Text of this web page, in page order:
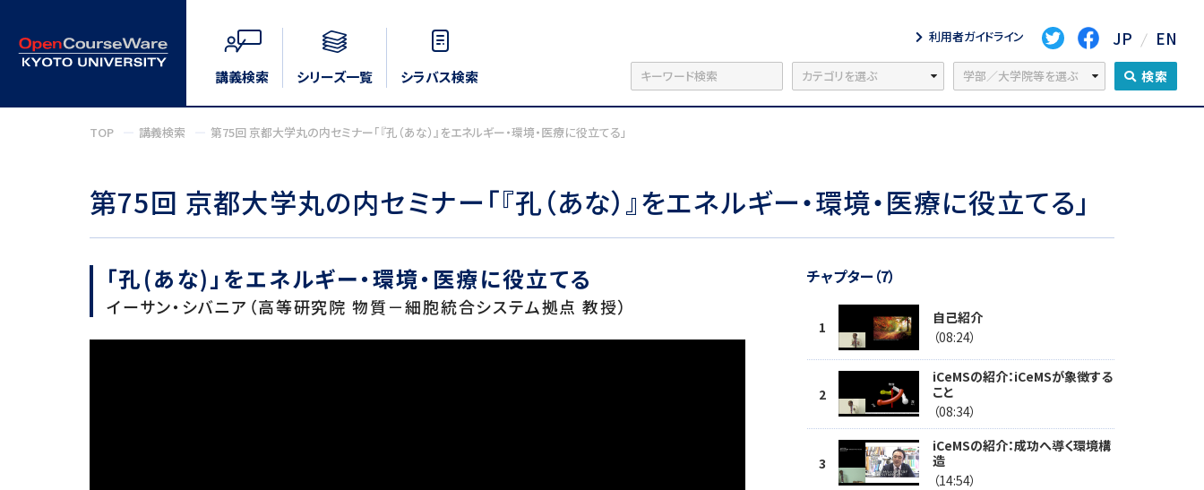
講義検索 シリーズ一覧 シラバス検索
利用者ガイドライン JP EN
検索
TOP 講義検索 第75回 京都大学丸の内セミナー「『孔（あな）』をエネルギー・環境・医療に役立てる」
第75回 京都大学丸の内セミナー「『孔（あな）』をエネルギー・環境・医療に役立てる」
「孔(あな)」をエネルギー・環境・医療に役立てる
イーサン・シバニア（高等研究院 物質－細胞統合システム拠点 教授）
チャプター（7）
自己紹介
（08:24）
iCeMSの紹介：iCeMSが象徴する
こと
（08:34）
iCeMSの紹介：成功へ導く環境構
造
（14:54）